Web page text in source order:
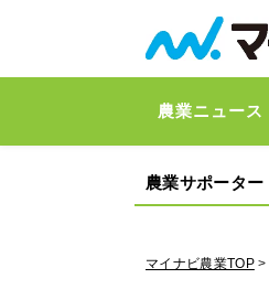
農業ニュース
農業サポーター
マイナビ農業TOP>